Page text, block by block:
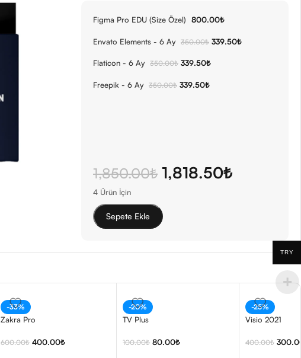
-3%
350.00₺ 339.50₺
Figma Pro EDU (Size Özel) 800.00₺
Envato Elements - 6 Ay 350.00₺ 339.50₺
Flaticon - 6 Ay 350.00₺ 339.50₺
Freepik - 6 Ay 350.00₺ 339.50₺
1,850.00₺ 1,818.50₺
4 Ürün İçin
Sepete Ekle
-33%
Zakra Pro
600.00₺ 400.00₺
-20%
TV Plus
100.00₺ 80.00₺
-25%
Visio 2021
400.00₺
TRY